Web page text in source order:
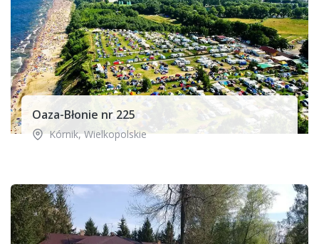
Oaza-Błonie nr 225
Kórnik,Wielkopolskie